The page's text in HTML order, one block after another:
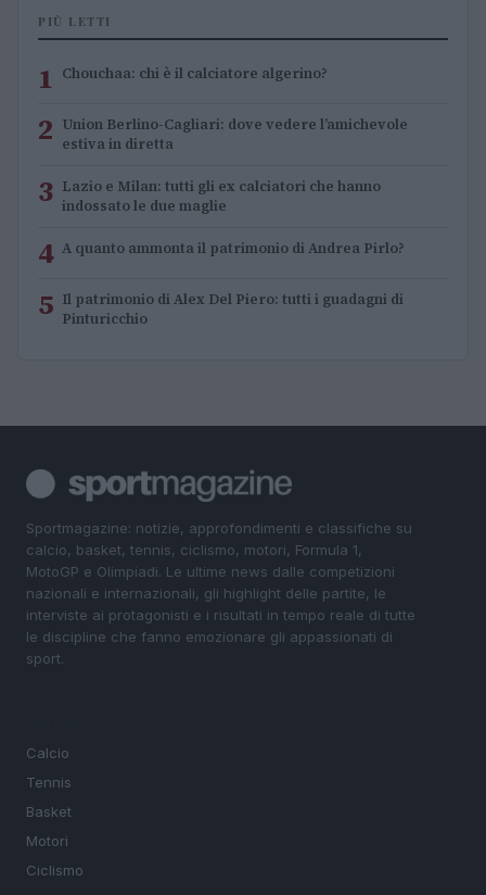
PIÙ LETTI
1 Chouchaa: chi è il calciatore algerino?
2 Union Berlino-Cagliari: dove vedere l’amichevole
estiva in diretta
3 Lazio e Milan: tutti gli ex calciatori che hanno
indossato le due maglie
4 A quanto ammonta il patrimonio di Andrea Pirlo?
5 Il patrimonio di Alex Del Piero: tutti i guadagni di
Pinturicchio
Sportmagazine: notizie, approfondimenti e classifiche su
calcio, basket, tennis, ciclismo, motori, Formula 1,
MotoGP e Olimpiadi. Le ultime news dalle competizioni
nazionali e internazionali, gli highlight delle partite, le
interviste ai protagonisti e i risultati in tempo reale di tutte
le discipline che fanno emozionare gli appassionati di
sport.
Calcio
Tennis
Basket
Motori
Ciclismo